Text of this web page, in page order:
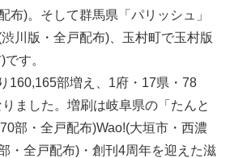
布)。そして群馬県「パリッシュ」
川版・全戸配布)、玉村町で玉村版
す。
160,165部増え、1府・17県・78
ました。増刷は岐阜県の「たんと
部・全戸配布)Wao!(大垣市・西濃
・全戸配布)・創刊4周年を迎えた滋